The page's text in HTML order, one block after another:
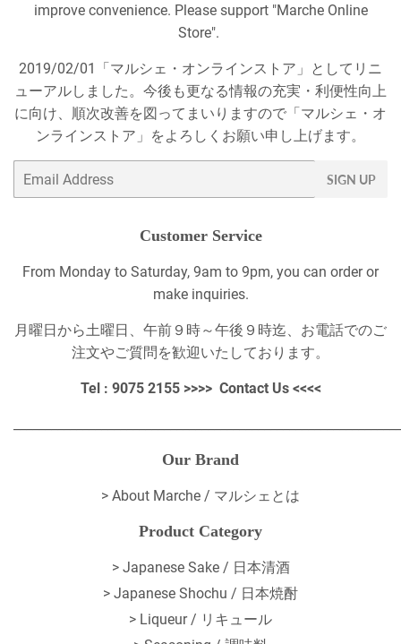
improve convenience. Please support "Marche Online
Store".
2019/02/01「マルシェ・オンラインストア」としてリニ
ューアルしました。今後も更なる情報の充実・利便性向上
に向け、順次改善を図ってまいりますので「マルシェ・オ
ンラインストア」をよろしくお願い申し上げます。
Email
SIGN UP
Customer Service
From Monday to Saturday, 9am to 9pm, you can order or
make inquiries.
月曜日から土曜日、午前９時～午後９時迄、お電話でのご
注文やご質問を歓迎いたしております。
Tel : 9075 2155 >>>> Contact Us<<<<
Our Brand
> About Marche / マルシェとは
Product Category
> Japanese Sake / 日本清酒
> Japanese Shochu / 日本焼酎
> Liqueur / リキュール